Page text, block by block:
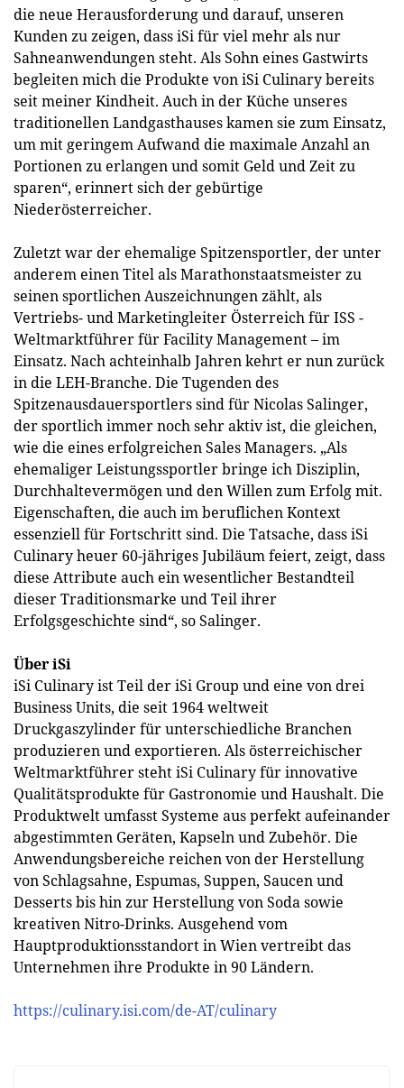
die neue Herausforderung und darauf, unseren
Kunden zu zeigen, dass iSi für viel mehr als nur
Sahneanwendungen steht. Als Sohn eines Gastwirts
begleiten mich die Produkte von iSi Culinary bereits
seit meiner Kindheit. Auch in der Küche unseres
traditionellen Landgasthauses kamen sie zum Einsatz,
um mit geringem Aufwand die maximale Anzahl an
Portionen zu erlangen und somit Geld und Zeit zu
sparen“, erinnert sich der gebürtige
Niederösterreicher.
Zuletzt war der ehemalige Spitzensportler, der unter
anderem einen Titel als Marathonstaatsmeister zu
seinen sportlichen Auszeichnungen zählt, als
Vertriebs- und Marketingleiter Österreich für ISS -
Weltmarktführer für Facility Management – im
Einsatz. Nach achteinhalb Jahren kehrt er nun zurück
in die LEH-Branche. Die Tugenden des
Spitzenausdauersportlers sind für Nicolas Salinger,
der sportlich immer noch sehr aktiv ist, die gleichen,
wie die eines erfolgreichen Sales Managers. „Als
ehemaliger Leistungssportler bringe ich Disziplin,
Durchhaltevermögen und den Willen zum Erfolg mit.
Eigenschaften, die auch im beruflichen Kontext
essenziell für Fortschritt sind. Die Tatsache, dass iSi
Culinary heuer 60-jähriges Jubiläum feiert, zeigt, dass
diese Attribute auch ein wesentlicher Bestandteil
dieser Traditionsmarke und Teil ihrer
Erfolgsgeschichte sind“, so Salinger.
Über iSi
iSi Culinary ist Teil der iSi Group und eine von drei
Business Units, die seit 1964 weltweit
Druckgaszylinder für unterschiedliche Branchen
produzieren und exportieren. Als österreichischer
Weltmarktführer steht iSi Culinary für innovative
Qualitätsprodukte für Gastronomie und Haushalt. Die
Produktwelt umfasst Systeme aus perfekt aufeinander
abgestimmten Geräten, Kapseln und Zubehör. Die
Anwendungsbereiche reichen von der Herstellung
von Schlagsahne, Espumas, Suppen, Saucen und
Desserts bis hin zur Herstellung von Soda sowie
kreativen Nitro-Drinks. Ausgehend vom
Hauptproduktionsstandort in Wien vertreibt das
Unternehmen ihre Produkte in 90 Ländern.
https://culinary.isi.com/de-AT/culinary